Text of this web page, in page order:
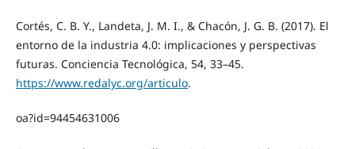
Cortés, C. B. Y., Landeta, J. M. I., & Chacón, J. G. B. (2017). El
entorno de la industria 4.0: implicaciones y perspectivas
futuras. Conciencia Tecnológica, 54, 33–45.
https://www.redalyc.org/articulo.
oa?id=94454631006